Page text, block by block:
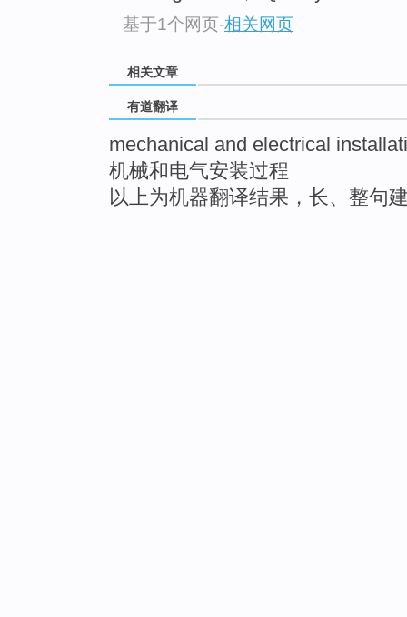
基于1个网页-相关网页
相关文章
有道翻译
mechanical and electrical
机械和电气安装过程
以上为机器翻译结果，长、整句